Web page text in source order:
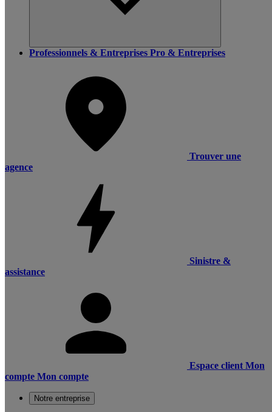
Professionnels & Entreprises Pro & Entreprises
Trouver une
agence
Sinistre &
assistance
Espace client Mon
compte Mon compte
Notre entreprise